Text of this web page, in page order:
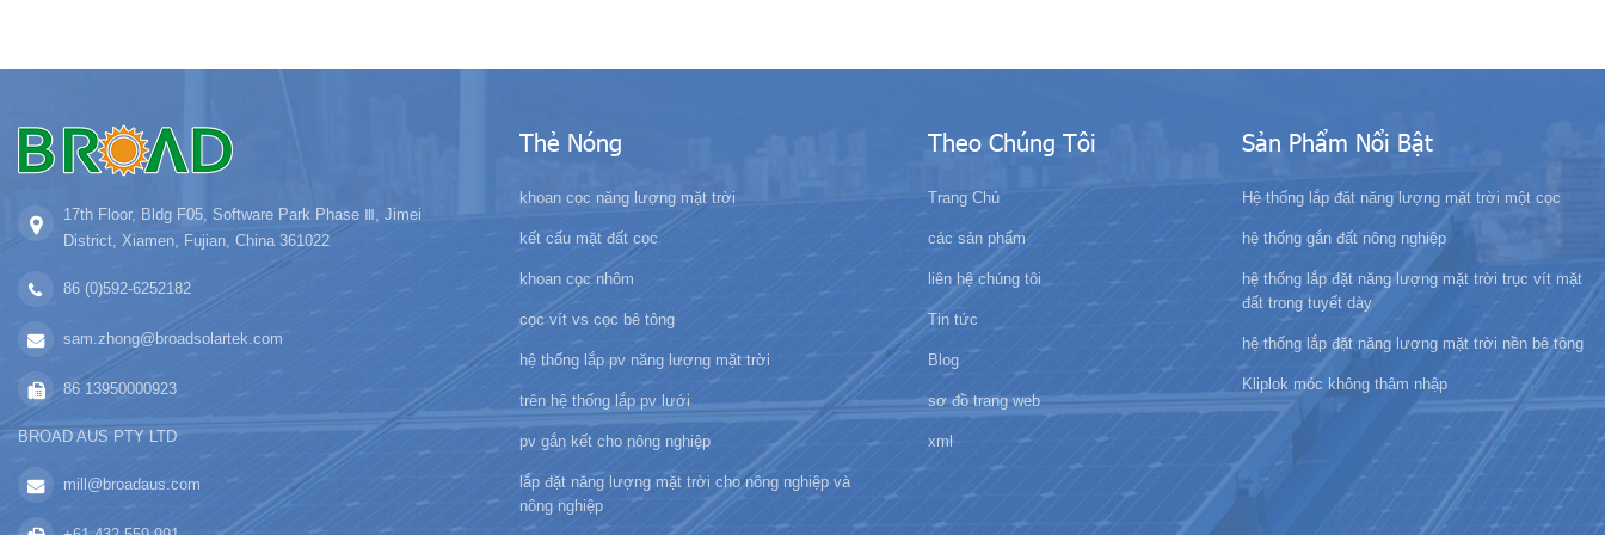
17th Floor, Bldg F05, Software Park Phase Ⅲ, Jimei
District, Xiamen, Fujian, China 361022
86 (0)592-6252182
sam.zhong@broadsolartek.com
86 13950000923
BROAD AUS PTY LTD
mill@broadaus.com
Thẻ Nóng
khoan cọc năng lượng mặt trời
kết cấu mặt đất cọc
khoan cọc nhôm
cọc vít vs cọc bê tông
hệ thống lắp pv năng lượng mặt trời
trên hệ thống lắp pv lưới
pv gắn kết cho nông nghiệp
lắp đặt năng lượng mặt trời cho nông nghiệp và
nông nghiệp
Theo Chúng Tôi
Trang Chủ
các sản phẩm
liên hệ chúng tôi
Tin tức
Blog
sơ đồ trang web
xml
Sản Phẩm Nổi Bật
Hệ thống lắp đặt năng lượng mặt trời một cọc
hệ thống gắn đất nông nghiệp
hệ thống lắp đặt năng lượng mặt trời trục vít mặt
đất trong tuyết dày
hệ thống lắp đặt năng lượng mặt trời nền bê tông
Kliplok móc không thâm nhập